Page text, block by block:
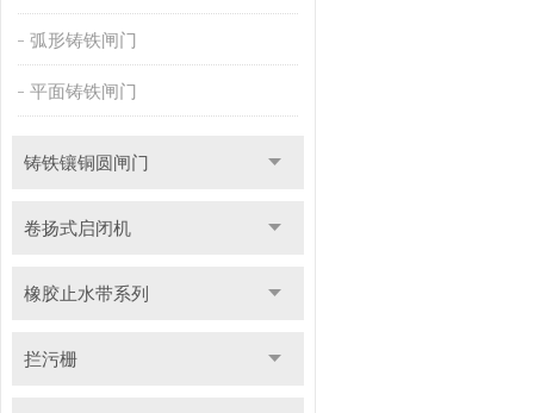
弧形铸铁闸门
平面铸铁闸门
铸铁镶铜圆闸门
卷扬式启闭机
橡胶止水带系列
拦污栅